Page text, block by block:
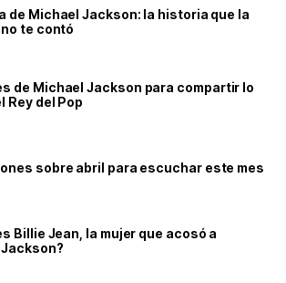
de Michael Jackson: la historia que la
te contó
de Michael Jackson para compartir lo
Rey del Pop
sobre abril para escuchar este mes
Billie Jean, la mujer que acosó a